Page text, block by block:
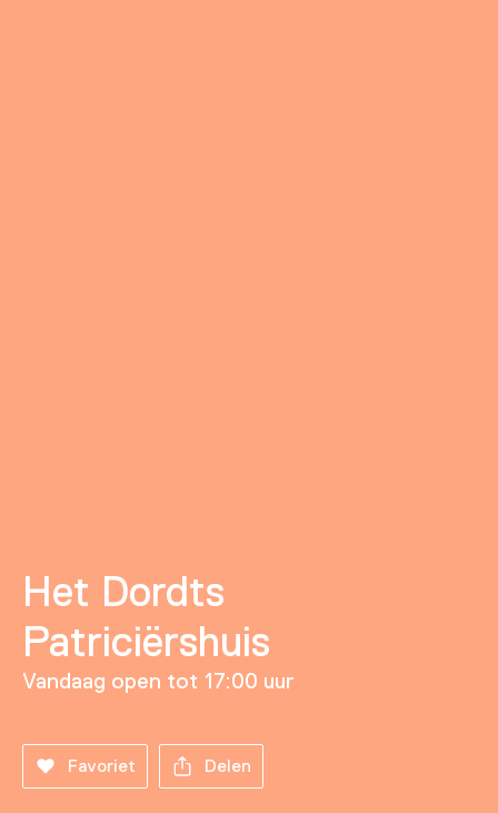
Het Dordts
Patriciërshuis
Vandaag open tot 17:00 uur
Favoriet Delen